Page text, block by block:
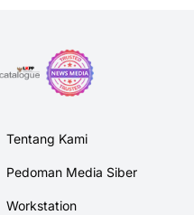
Tentang Kami
Pedoman Media Siber
Workstation